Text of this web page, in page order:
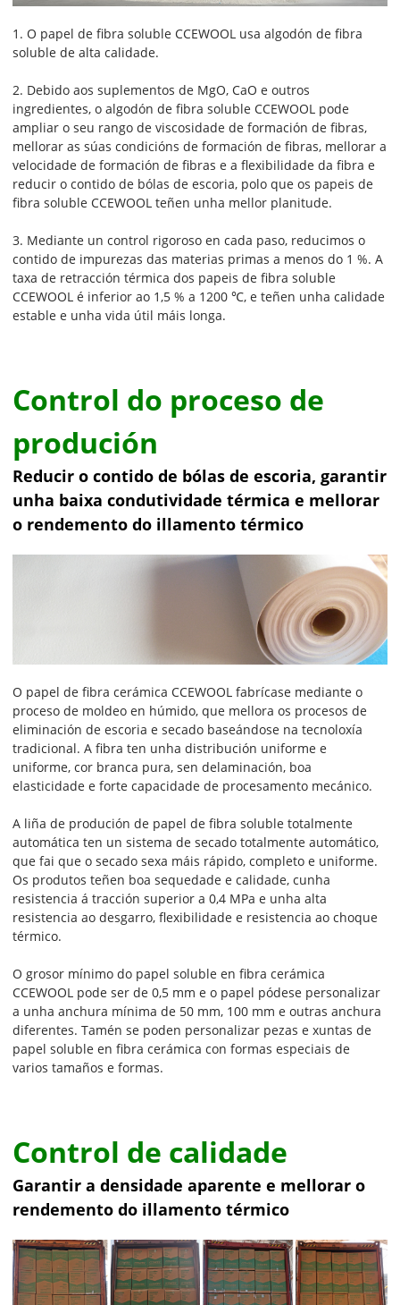
1. O papel de fibra soluble CCEWOOL usa algodón de fibra
soluble de alta calidade.
2. Debido aos suplementos de MgO, CaO e outros
ingredientes, o algodón de fibra soluble CCEWOOL pode
ampliar o seu rango de viscosidade de formación de fibras,
mellorar as súas condicións de formación de fibras, mellorar a
velocidade de formación de fibras e a flexibilidade da fibra e
reducir o contido de bólas de escoria, polo que os papeis de
fibra soluble CCEWOOL teñen unha mellor planitude.
3. Mediante un control rigoroso en cada paso, reducimos o
contido de impurezas das materias primas a menos do 1 %. A
taxa de retracción térmica dos papeis de fibra soluble
CCEWOOL é inferior ao 1,5 % a 1200 ℃, e teñen unha calidade
estable e unha vida útil máis longa.
Control do proceso de
produción
Reducir o contido de bólas de escoria, garantir
unha baixa condutividade térmica e mellorar
o rendemento do illamento térmico
O papel de fibra cerámica CCEWOOL fabrícase mediante o
proceso de moldeo en húmido, que mellora os procesos de
eliminación de escoria e secado baseándose na tecnoloxía
tradicional. A fibra ten unha distribución uniforme e
uniforme, cor branca pura, sen delaminación, boa
elasticidade e forte capacidade de procesamento mecánico.
A liña de produción de papel de fibra soluble totalmente
automática ten un sistema de secado totalmente automático,
que fai que o secado sexa máis rápido, completo e uniforme.
Os produtos teñen boa sequedade e calidade, cunha
resistencia á tracción superior a 0,4 MPa e unha alta
resistencia ao desgarro, flexibilidade e resistencia ao choque
térmico.
O grosor mínimo do papel soluble en fibra cerámica
CCEWOOL pode ser de 0,5 mm e o papel pódese personalizar
a unha anchura mínima de 50 mm, 100 mm e outras anchura
diferentes. Tamén se poden personalizar pezas e xuntas de
papel soluble en fibra cerámica con formas especiais de
varios tamaños e formas.
Control de calidade
Garantir a densidade aparente e mellorar o
rendemento do illamento térmico